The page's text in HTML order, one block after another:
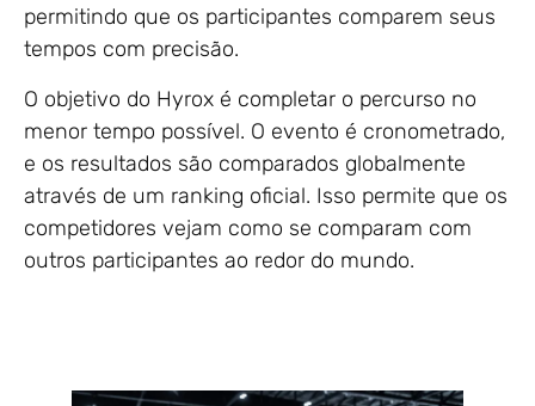
permitindo que os participantes comparem seus
tempos com precisão.
O objetivo do Hyrox é completar o percurso no
menor tempo possível. O evento é cronometrado,
e os resultados são comparados globalmente
através de um ranking oficial. Isso permite que os
competidores vejam como se comparam com
outros participantes ao redor do mundo.